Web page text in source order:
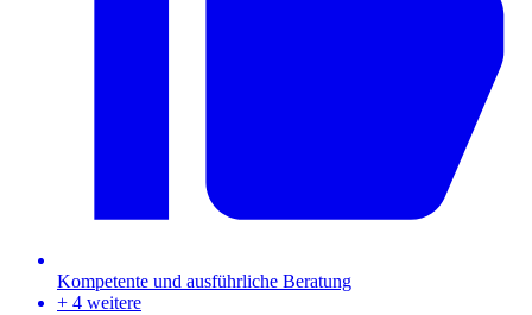
Kompetente und ausführliche Beratung
+ 4 weitere